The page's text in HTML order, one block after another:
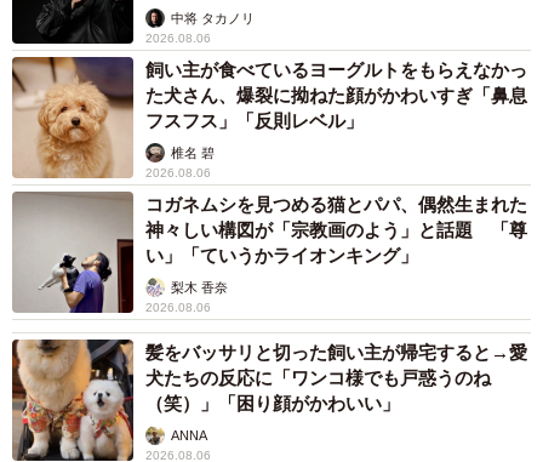
――アルカちゃんが共鳴するのは珍しいですか？
「遠吠えの真似すると共鳴してくれます。他にも救急車や
宣伝カー等にも全力で共鳴します」
――アルカちゃんとこつるくんの相性は？
「息子の首が座った頃に、初めてちゃんと触れ合わせまし
たが、嬉しそうにブンブンに尻尾を振って体中舐めまわし
ていました。その後、私に怒られてましたが…（笑）。気
がつくといつもアルカは息子のそばにいて、息子が泣くと
心配そうに様子を見に来ます」
未熟」中将 タカノリ
2026.08.06
飼い主が食べているヨーグルトをもらえなかっ
た犬さん、爆裂に拗ねた顔がかわいすぎ「鼻息
フスフス」「反則レベル」
椎名 碧
2026.08.06
コガネムシを見つめる猫とパパ、偶然生まれた
神々しい構図が「宗教画のよう」と話題 「尊
い」「ていうかライオンキング」
梨木 香奈
2026.08.06
髪をバッサリと切った飼い主が帰宅すると→愛
犬たちの反応に「ワンコ様でも戸惑うのね
（笑）」「困り顔がかわいい」
ANNA
2026.08.06